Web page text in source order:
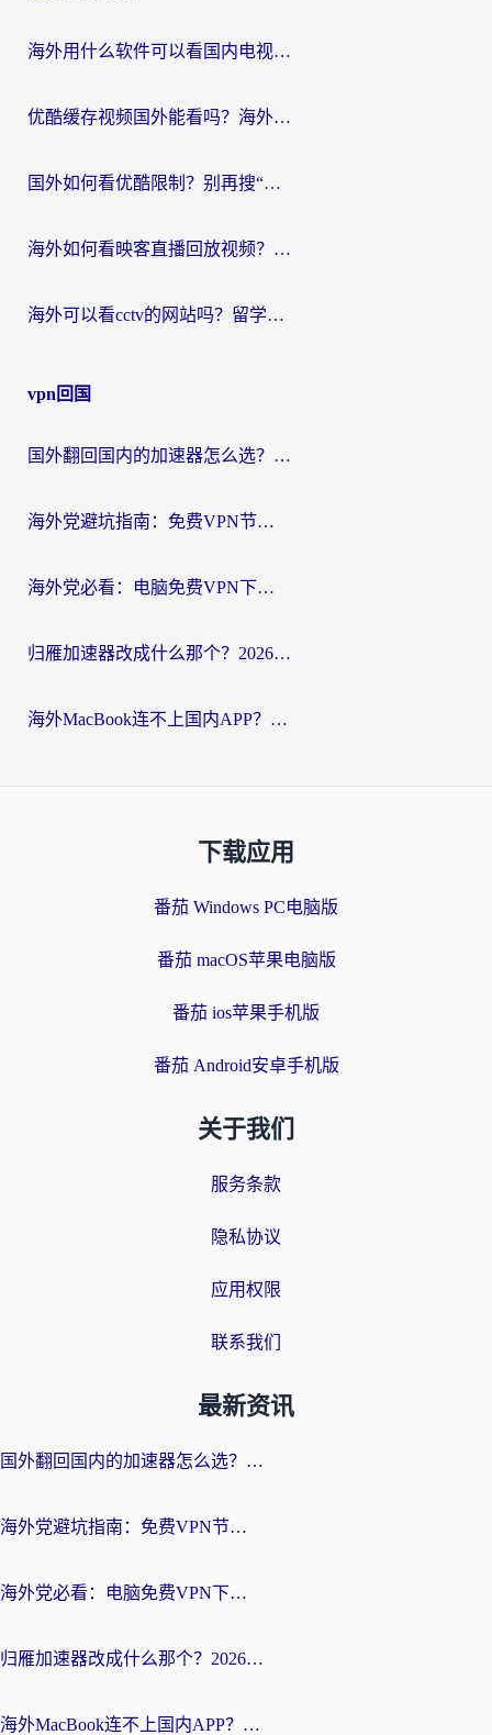
海外用什么软件可以看国内电视？留学生亲测有效的追剧自由指南
优酷缓存视频国外能看吗？海外党追剧看片的终极解决方案来了
国外如何看优酷限制？别再搜“在日本哪个软件可以看中国电视剧”，这篇教你搞定
海外如何看映客直播回放视频？这份攻略帮你搞定（附腾讯优酷观看技巧）
海外可以看cctv的网站吗？留学生亲测有效的回国追剧方案
vpn回国
国外翻回国内的加速器怎么选？海外党亲测实用指南，告别地域限制
海外党避坑指南：免费VPN节点真的靠谱吗？教你选对回国加速器无缝访问国内资源
海外党必看：电脑免费VPN下载指南+回国加速器选择全攻略，告别地区限制
归雁加速器改成什么那个？2026海外党回国加速全攻略：告别地区限制，轻松刷剧玩游戏
海外MacBook连不上国内APP？选对回国VPN，告别地区限制的烦恼
下载应用
番茄 Windows PC电脑版
番茄 macOS苹果电脑版
番茄 ios苹果手机版
番茄 Android安卓手机版
关于我们
服务条款
隐私协议
应用权限
联系我们
最新资讯
国外翻回国内的加速器怎么选？海外党亲测实用指南，告别地域限制
海外党避坑指南：免费VPN节点真的靠谱吗？教你选对回国加速器无缝访问国内资源
海外党必看：电脑免费VPN下载指南+回国加速器选择全攻略，告别地区限制
归雁加速器改成什么那个？2026海外党回国加速全攻略：告别地区限制，轻松刷剧玩游戏
海外MacBook连不上国内APP？选对回国VPN，告别地区限制的烦恼